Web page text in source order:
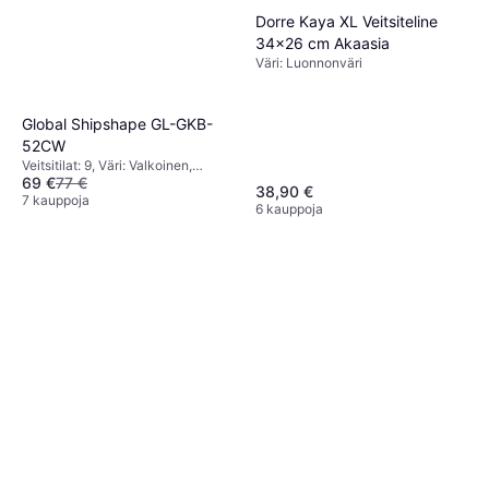
Global Shipshape GL-GKB-
52CW
Veitsitilat: 9, Väri: Valkoinen,
Korkeus: 28 cm, Leveys: 10 cm,
Pituus: 20 cm
69 €77 €
7 kauppoja
Dorre Kaya XL Veitsiteline
34x26 cm Akaasia
Väri: Luonnonväri
38,90 €
6 kauppoja